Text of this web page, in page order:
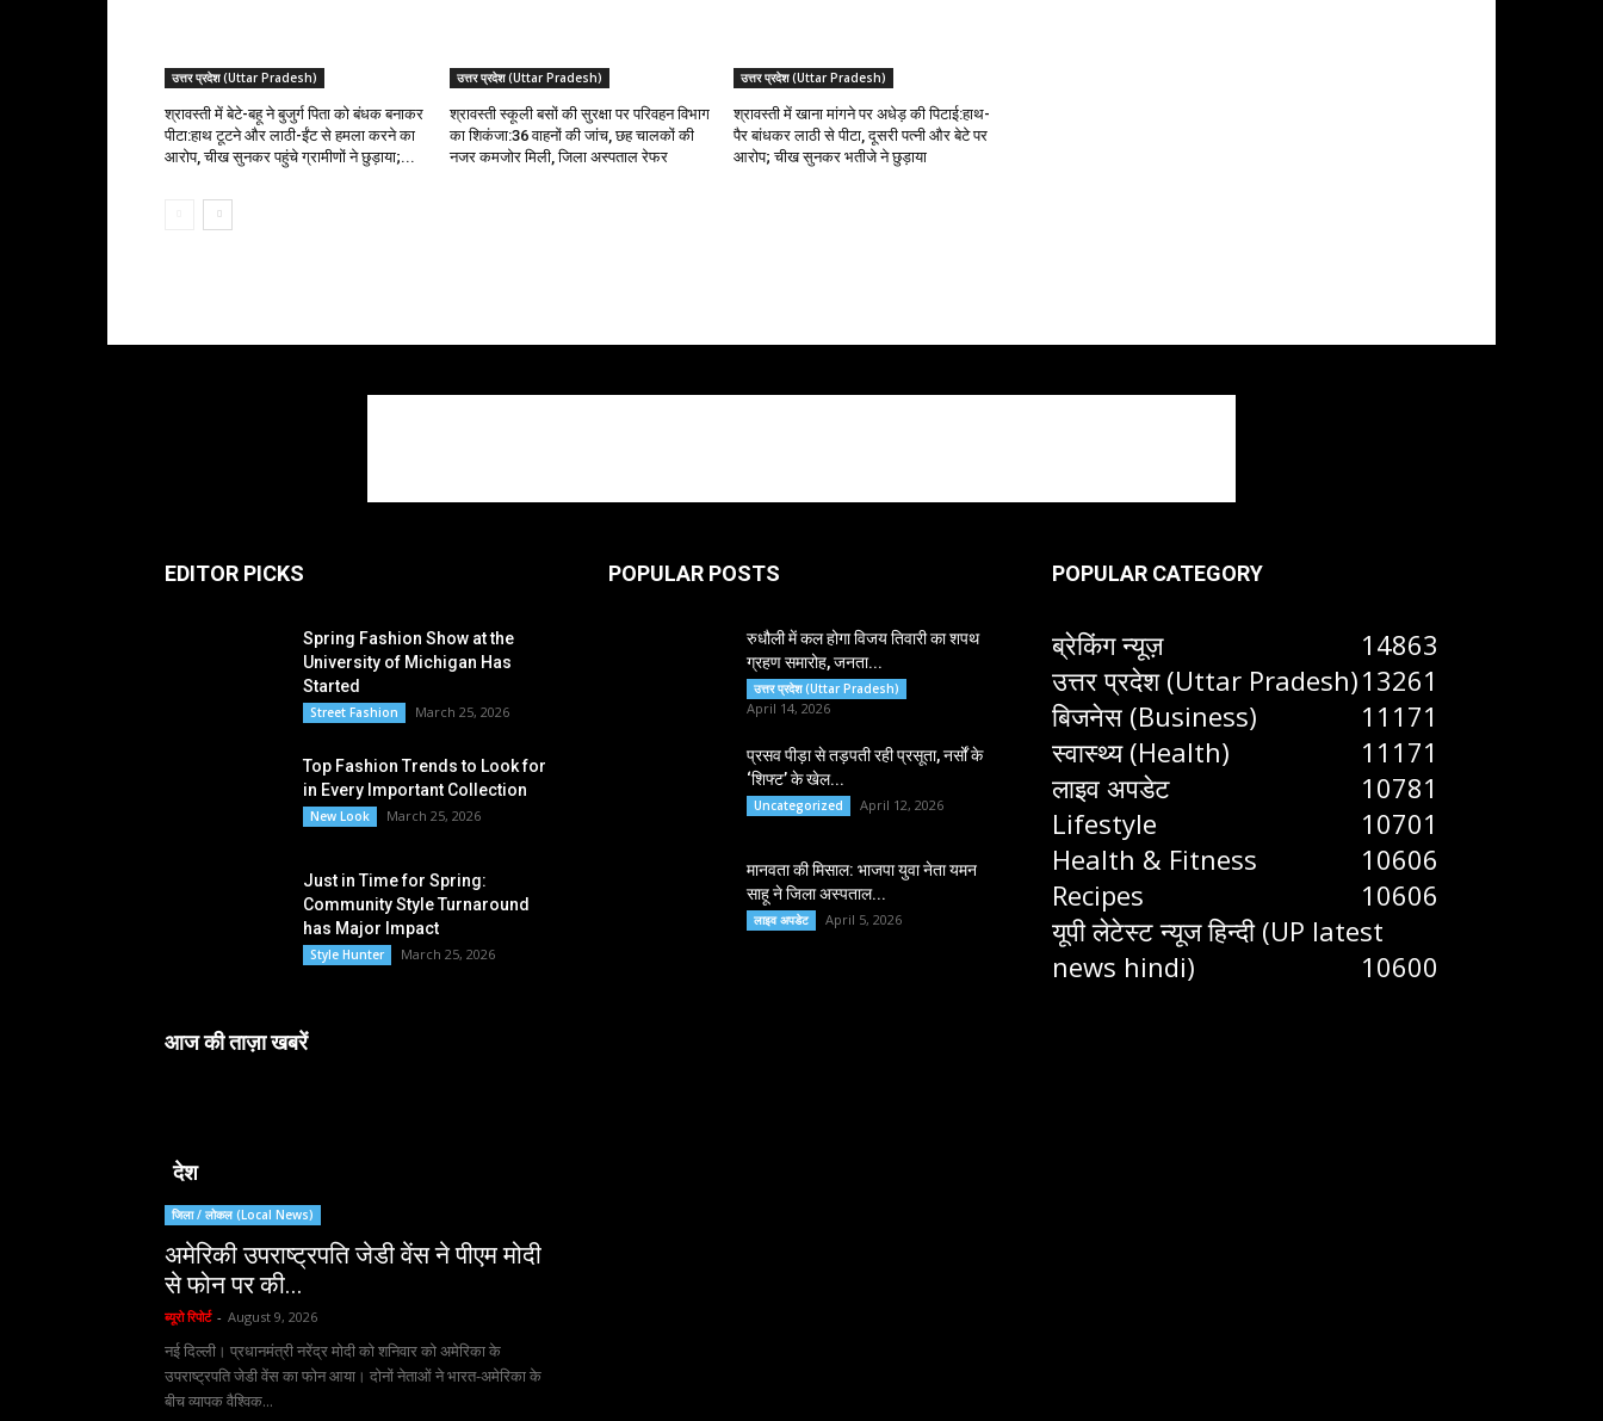
उत्तर प्रदेश (Uttar Pradesh)
श्रावस्ती में बेटे-बहू ने बुजुर्ग पिता को बंधक बनाकर
पीटा:हाथ टूटने और लाठी-ईंट से हमला करने का
आरोप, चीख सुनकर पहुंचे ग्रामीणों ने छुड़ाया;...
उत्तर प्रदेश (Uttar Pradesh)
श्रावस्ती स्कूली बसों की सुरक्षा पर परिवहन विभाग
का शिकंजा:36 वाहनों की जांच, छह चालकों की
नजर कमजोर मिली, जिला अस्पताल रेफर
उत्तर प्रदेश (Uttar Pradesh)
श्रावस्ती में खाना मांगने पर अधेड़ की पिटाई:हाथ-
पैर बांधकर लाठी से पीटा, दूसरी पत्नी और बेटे पर
आरोप; चीख सुनकर भतीजे ने छुड़ाया
EDITOR PICKS
Spring Fashion Show at the
University of Michigan Has
Started
Street Fashion March 25, 2026
Top Fashion Trends to Look for
in Every Important Collection
New Look March 25, 2026
Just in Time for Spring:
Community Style Turnaround
has Major Impact
Style Hunter March 25, 2026
आज की ताज़ा खबरें
देश
जिला / लोकल (Local News)
अमेरिकी उपराष्ट्रपति जेडी वेंस ने पीएम मोदी
से फोन पर की...
ब्यूरो रिपोर्ट - August 9, 2026
नई दिल्ली। प्रधानमंत्री नरेंद्र मोदी को शनिवार को अमेरिका के
उपराष्ट्रपति जेडी वेंस का फोन आया। दोनों नेताओं ने भारत-अमेरिका के
बीच व्यापक वैश्विक...
POPULAR POSTS
रुधौली में कल होगा विजय तिवारी का शपथ
ग्रहण समारोह, जनता...
उत्तर प्रदेश (Uttar Pradesh)
April 14, 2026
प्रसव पीड़ा से तड़पती रही प्रसूता, नर्सों के
‘शिफ्ट’ के खेल...
Uncategorized April 12, 2026
मानवता की मिसाल: भाजपा युवा नेता यमन
साहू ने जिला अस्पताल...
लाइव अपडेट April 5, 2026
POPULAR CATEGORY
ब्रेकिंग न्यूज़
14863
उत्तर प्रदेश (Uttar Pradesh)13261
बिजनेस (Business)
11171
स्वास्थ्य (Health)
11171
लाइव अपडेट
10781
Lifestyle
10701
Health & Fitness
10606
Recipes
10606
यूपी लेटेस्ट न्यूज हिन्दी (UP latest
news hindi)
10600